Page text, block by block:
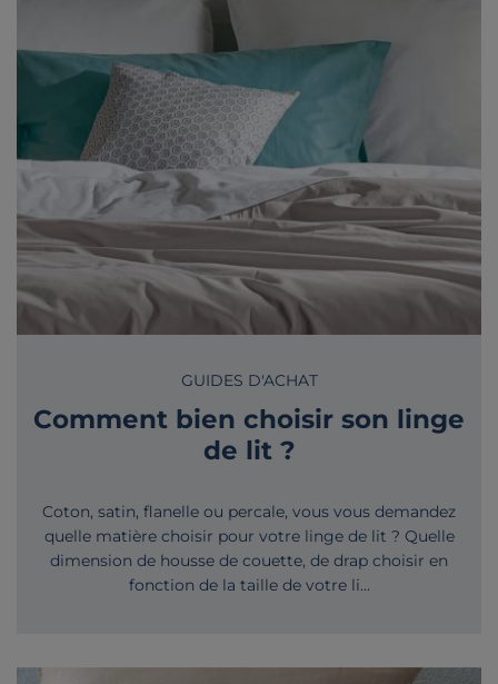
GUIDES D'ACHAT
Comment bien choisir son linge
de lit ?
Coton, satin, flanelle ou percale, vous vous demandez
quelle matière choisir pour votre linge de lit ? Quelle
dimension de housse de couette, de drap choisir en
fonction de la taille de votre li...